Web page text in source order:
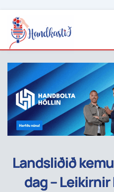
Landsliðið
dag –